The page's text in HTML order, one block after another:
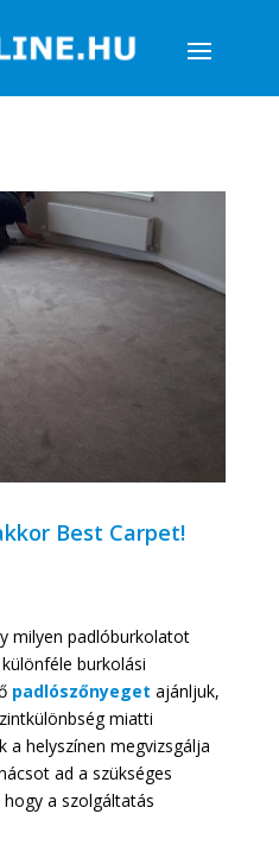
Best Carpet!
milyen padlóburkolatot
burkolási
padlószőnyeget ajánljuk,
miatti
a helyszínen megvizsgálja
ad a szükséges
hogy a szolgáltatás